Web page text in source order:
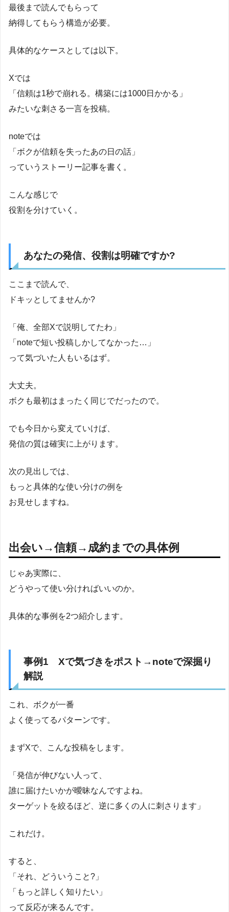
最後まで読んでもらって
納得してもらう構造が必要。
具体的なケースとしては以下。
Xでは
「信頼は1秒で崩れる。構築には1000日かかる」
みたいな刺さる一言を投稿。
noteでは
「ボクが信頼を失ったあの日の話」
っていうストーリー記事を書く。
こんな感じで
役割を分けていく。
あなたの発信、役割は明確ですか?
ここまで読んで、
ドキッとしてませんか?
「俺、全部Xで説明してたわ」
「noteで短い投稿しかしてなかった…」
って気づいた人もいるはず。
大丈夫。
ボクも最初はまったく同じでだったので。
でも今日から変えていけば、
発信の質は確実に上がります。
次の見出しでは、
もっと具体的な使い分けの例を
お見せしますね。
出会い→信頼→成約までの具体例
じゃあ実際に、
どうやって使い分ければいいのか。
具体的な事例を2つ紹介します。
事例1 Xで気づきをポスト→noteで深掘り
解説
これ、ボクが一番
よく使ってるパターンです。
まずXで、こんな投稿をします。
「発信が伸びない人って、
誰に届けたいかが曖昧なんですよね。
ターゲットを絞るほど、逆に多くの人に刺さります」
これだけ。
すると、
「それ、どういうこと?」
「もっと詳しく知りたい」
って反応が来るんです。